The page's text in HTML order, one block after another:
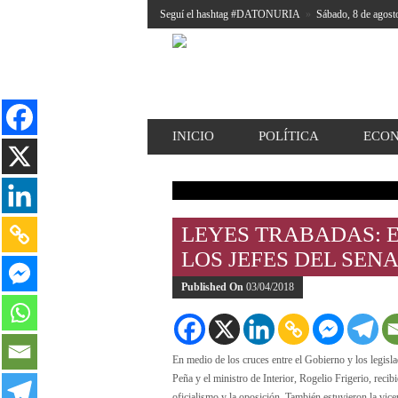
Seguí el hashtag #DATONURIA » Sábado, 8 de
INICIO POLÍTICA
LEYES TRABADAS:
LOS JEFES DEL
Published On 03/04/2018
En medio de los cruces entre el Gobierno y los
Peña y el ministro de Interior, Rogelio Frigerio,